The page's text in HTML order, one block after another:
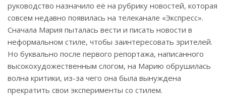
руководство назначило её на рубрику новостей, которая
совсем недавно появилась на телеканале «Экспресс».
Сначала Мария пыталась вести и писать новости в
неформальном стиле, чтобы заинтересовать зрителей.
Но буквально после первого репортажа, написанного
высокохудожественным слогом, на Марию обрушилась
волна критики, из-за чего она была вынуждена
прекратить свои эксперименты со стилем.